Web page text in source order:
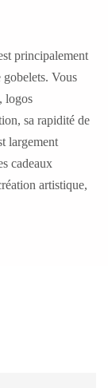
principalement
gobelets. Vous
logos
sa rapidité de
largement
cadeaux
artistique,